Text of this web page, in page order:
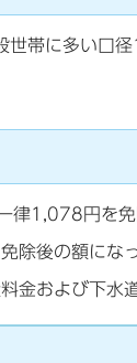
帯に多い口
律1,078円を
除後の額にな
金および下水